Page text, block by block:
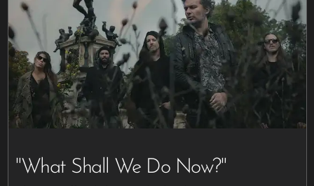
"What Shall We Do Now?"